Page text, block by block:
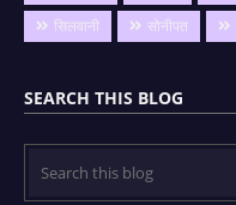
सिलवानी
सोनीपत
SEARCH THIS BLOG